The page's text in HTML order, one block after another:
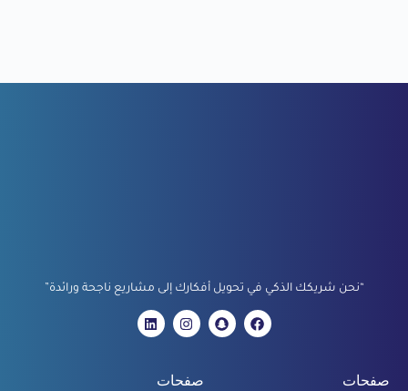
“نحن شريكك الذكي في تحويل أفكارك إلى مشاريع ناجحة ورائدة”
صفحات صفحات